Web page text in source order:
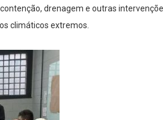
drenagem e outras
climáticos extremos.